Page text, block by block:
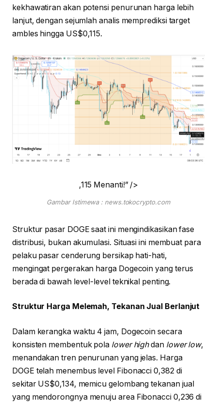
kekhawatiran akan potensi penurunan harga lebih
lanjut, dengan sejumlah analis memprediksi target
ambles hingga US$0,115.
,115 Menanti!” />
Gambar Istimewa : news.tokocrypto.com
Struktur pasar DOGE saat ini mengindikasikan fase
distribusi, bukan akumulasi. Situasi ini membuat para
pelaku pasar cenderung bersikap hati-hati,
mengingat pergerakan harga Dogecoin yang terus
berada di bawah level-level teknikal penting.
Struktur Harga Melemah, Tekanan Jual Berlanjut
Dalam kerangka waktu 4 jam, Dogecoin secara
konsisten membentuk pola lower highdan lower low,
menandakan tren penurunan yang jelas. Harga
DOGE telah menembus level Fibonacci 0,382 di
sekitar US$0,134, memicu gelombang tekanan jual
yang mendorongnya menuju area Fibonacci 0,236 di